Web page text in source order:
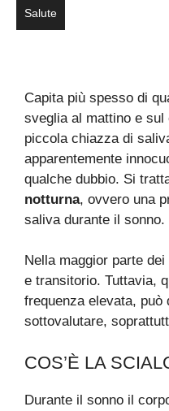
Salute
Capita più spesso di
sveglia al mattino e
piccola chiazza di
apparentemente
qualche dubbio. Si
notturna, ovvero una
saliva durante il sonno.
Nella maggior parte
e transitorio. Tuttavia,
frequenza elevata, può
sottovalutare,
COS’È LA
Durante il sonno il